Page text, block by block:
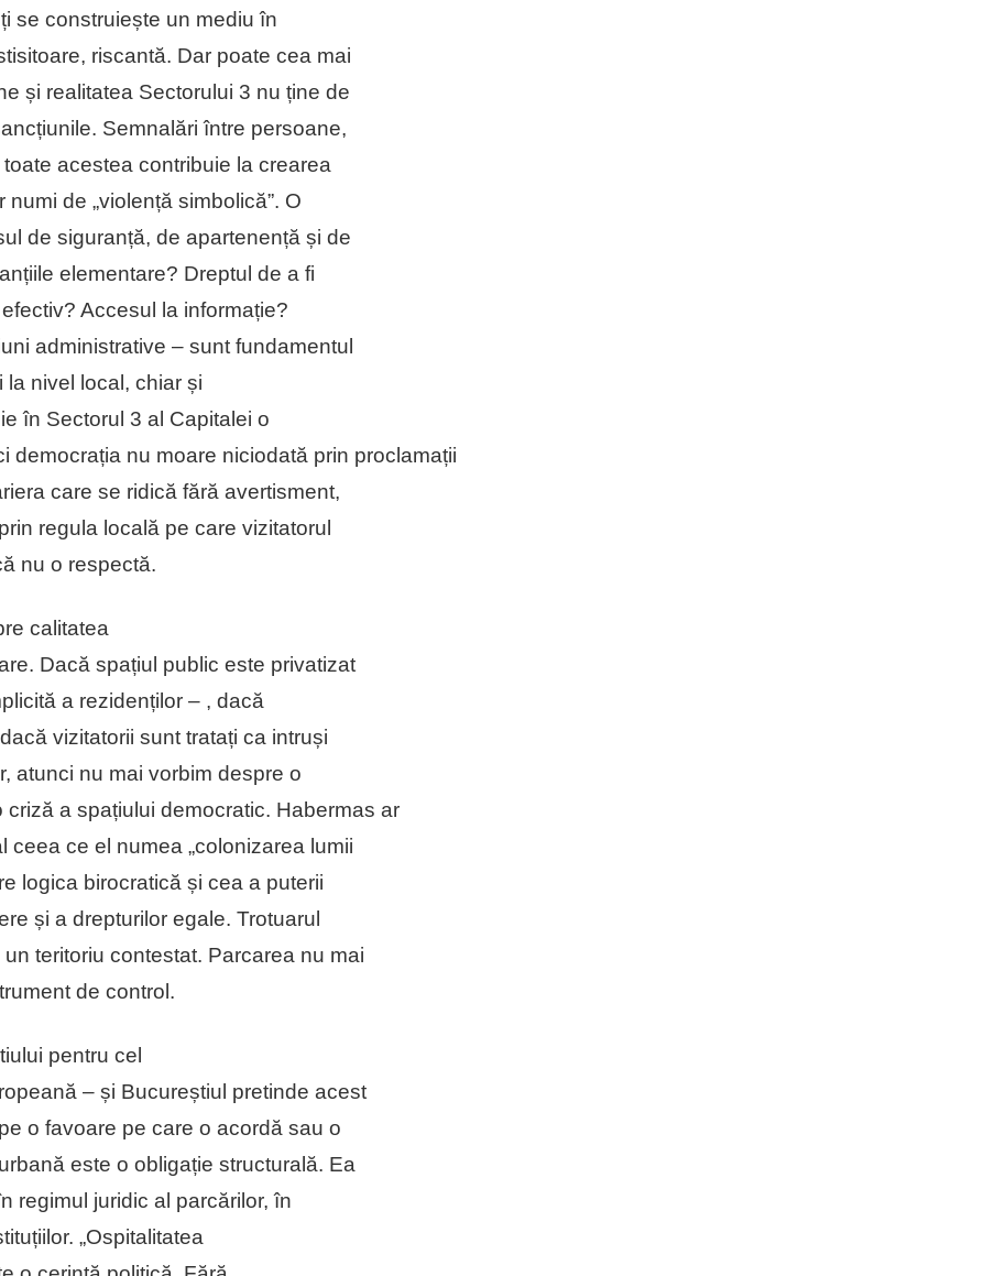
se construiește un mediu în
riscantă. Dar poate cea mai
și realitatea Sectorului 3 nu ține de
Semnalări între persoane,
acestea contribuie la crearea
de „violență simbolică”. O
de siguranță, de apartenență și de
elementare? Dreptul de a fi
Accesul la informație?
administrative – sunt fundamentul
la nivel local, chiar și
în Sectorul 3 al Capitalei o
democrația nu moare niciodată prin proclamații
care se ridică fără avertisment,
regula locală pe care vizitatorul
nu o respectă.
calitatea
Dacă spațiul public este privatizat
a rezidenților – , dacă
vizitatorii sunt tratați ca intruși
atunci nu mai vorbim despre o
a spațiului democratic. Habermas ar
ce el numea „colonizarea lumii
logica birocratică și cea a puterii
și a drepturilor egale. Trotuarul
teritoriu contestat. Parcarea nu mai
de control.
pentru cel
– și Bucureștiul pretinde acest
o favoare pe care o acordă sau o
este o obligație structurală. Ea
regimul juridic al parcărilor, în
„Ospitalitatea